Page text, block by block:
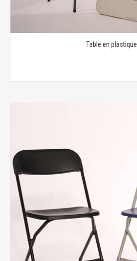
Table en plastique